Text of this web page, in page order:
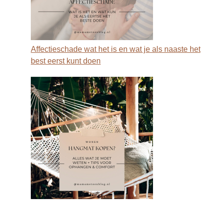
Affectieschade wat het is en wat je als naaste het
best eerst kunt doen